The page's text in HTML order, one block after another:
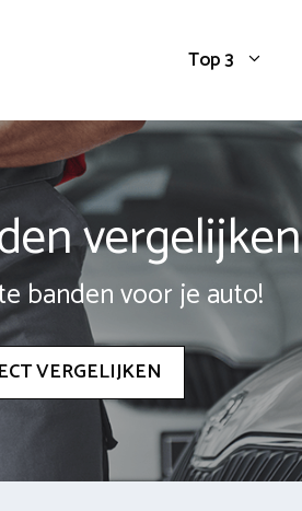
Top 3
vergelijken
banden voor je auto!
VERGELIJKEN